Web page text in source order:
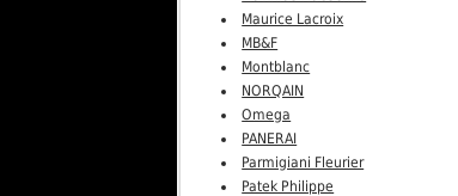
Maurice Lacroix
MB&F
Montblanc
NORQAIN
Omega
PANERAI
Parmigiani Fleurier
Patek Philippe